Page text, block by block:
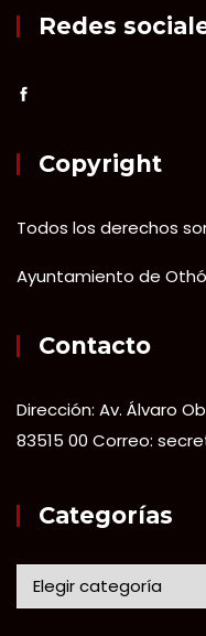
Redes
Copyright
Todos los derechos
Ayuntamiento de
Contacto
Dirección: Av. Álvaro
83515 00 Correo:
Categorías